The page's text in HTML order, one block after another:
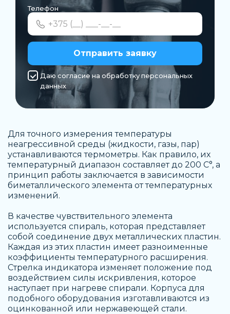
Телефон
Отправить заявку
Даю согласие на обработку персональных
данных
Для точного измерения температуры
неагрессивной среды (жидкости, газы, пар)
устанавливаются термометры. Как правило, их
температурный диапазон составляет до 200 С°, а
принцип работы заключается в зависимости
биметаллического элемента от температурных
изменений.
В качестве чувствительного элемента
используется спираль, которая представляет
собой соединение двух металлических пластин.
Каждая из этих пластин имеет разноименные
коэффициенты температурного расширения.
Стрелка индикатора изменяет положение под
воздействием силы искривления, которое
наступает при нагреве спирали. Корпуса для
подобного оборудования изготавливаются из
оцинкованной или нержавеющей стали.